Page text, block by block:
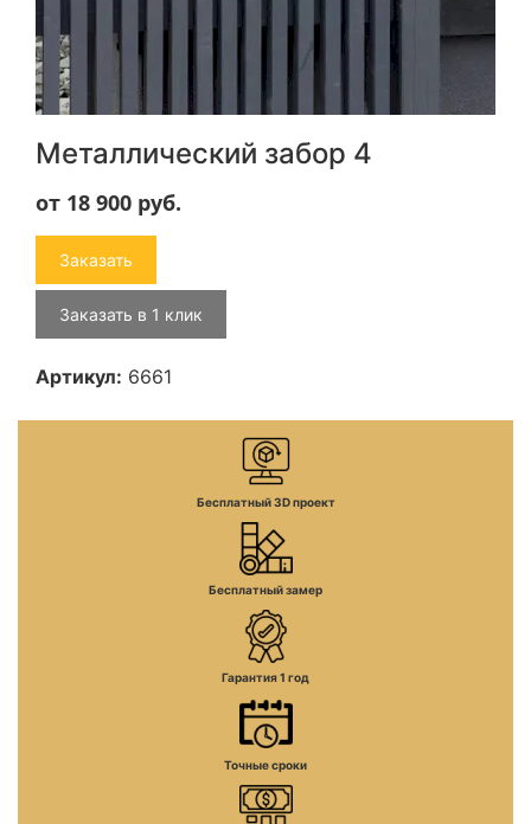
Металлический забор 4
от 18 900 руб.
Заказать
Заказать в 1 клик
Артикул: 6661
Бесплатный 3D проект
Бесплатный замер
Гарантия 1 год
Точные сроки